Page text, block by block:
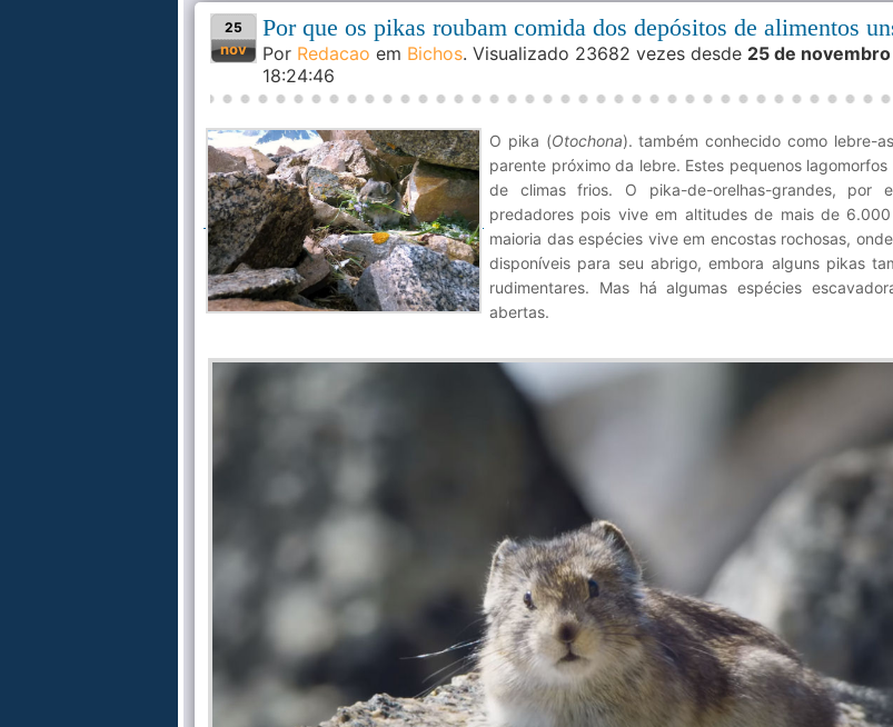
25
nov
Por que os pikas roubam comida dos depósitos de alimentos
Por Redacao em Bichos. Visualizado 23682 vezes desde 25 de
18:24:46
O pika (Otochona). também conhecido como lebre-
parente próximo da lebre. Estes pequenos
de climas frios. O pika-de-orelhas-grandes, por
predadores pois vive em altitudes de mais de
maioria das espécies vive em encostas rochosas,
disponíveis para seu abrigo, embora alguns pikas
rudimentares. Mas há algumas espécies
abertas.